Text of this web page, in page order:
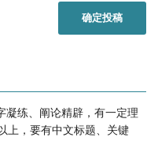
确定投稿
凝练、阐论精辟，有一定理
上，要有中文标题、关键